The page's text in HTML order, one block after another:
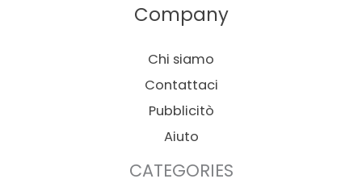
Company
Chi siamo
Contattaci
Pubblicitò
Aiuto
CATEGORIES